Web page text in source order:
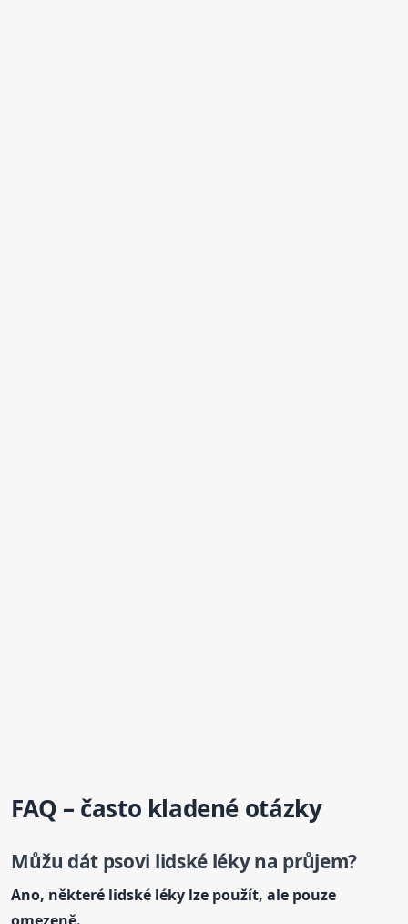
FAQ – často kladené otázky
Můžu dát psovi lidské léky na průjem?
Ano, některé lidské léky lze použít, ale pouze